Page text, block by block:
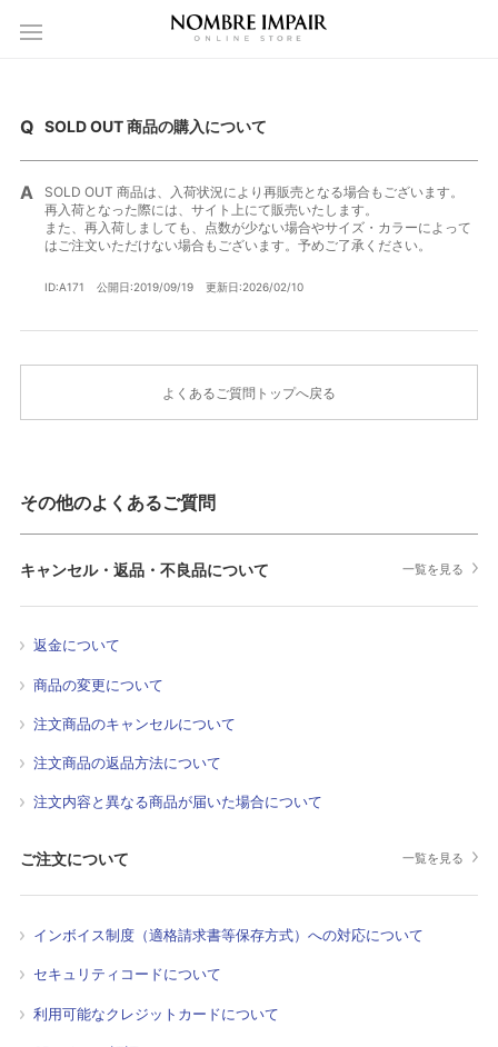
SOLD OUT 商品の購入について
SOLD OUT 商品は、入荷状況により再販売となる場合もございます。
再入荷となった際には、サイト上にて販売いたします。
また、再入荷しましても、点数が少ない場合やサイズ・カラーによって
はご注文いただけない場合もございます。予めご了承ください。
ID:A171 公開日:2019/09/19 更新日:2026/02/10
よくあるご質問トップへ戻る
その他のよくあるご質問
キャンセル・返品・不良品について 一覧を見る
返金について
商品の変更について
注文商品のキャンセルについて
注文商品の返品方法について
注文内容と異なる商品が届いた場合について
ご注文について 一覧を見る
インボイス制度（適格請求書等保存方式）への対応について
セキュリティコードについて
利用可能なクレジットカードについて